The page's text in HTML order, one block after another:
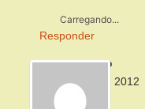
Carregando...
Responder
Alberto
18 de maio de 2012
Olá, Luiz,